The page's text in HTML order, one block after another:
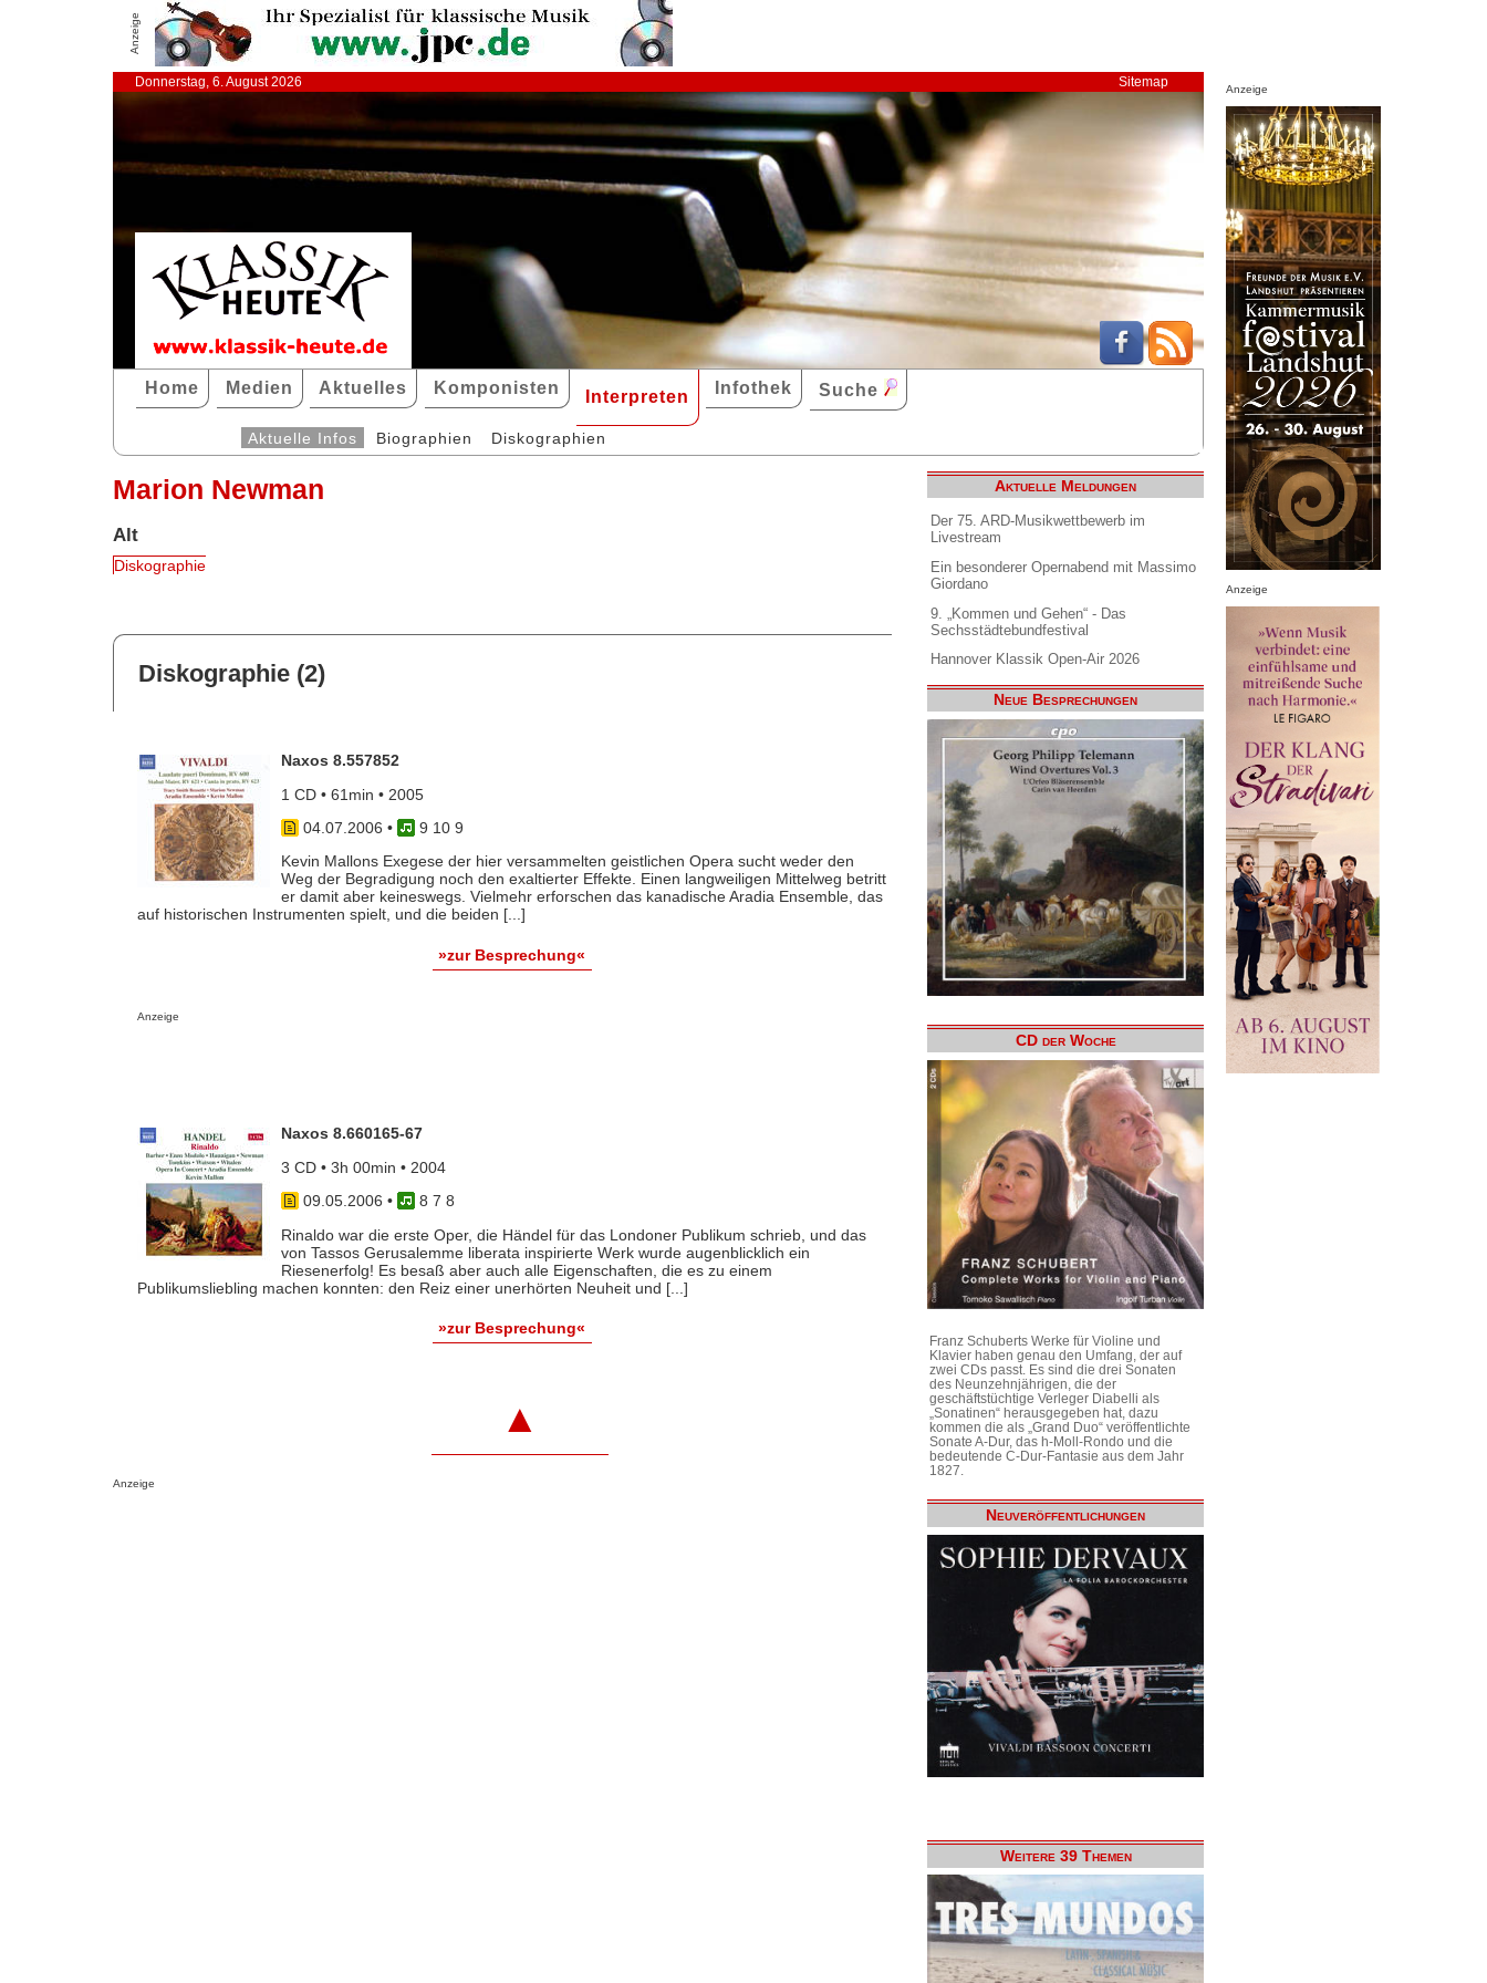
Anzeige
Donnerstag, 6. August 2026 Sitemap
Home Medien Aktuelles Komponisten Interpreten Infothek Suche
Aktuelle Infos Biographien Diskographien
Marion Newman
Alt
Diskographie
Diskographie (2)
Naxos 8.557852
1 CD • 61min • 2005
04.07.2006 •
9 10 9
Kevin Mallons Exegese der hier versammelten geistlichen Opera sucht weder den
Weg der Begradigung noch den exaltierter Effekte. Einen langweiligen Mittelweg betritt
er damit aber keineswegs. Vielmehr erforschen das kanadische Aradia Ensemble, das
auf historischen Instrumenten spielt, und die beiden [...]
»zur Besprechung«
Anzeige
Naxos 8.660165-67
3 CD • 3h 00min • 2004
09.05.2006 •
8 7 8
Rinaldo war die erste Oper, die Händel für das Londoner Publikum schrieb, und das
von Tassos Gerusalemme liberata inspirierte Werk wurde augenblicklich ein
Riesenerfolg! Es besaß aber auch alle Eigenschaften, die es zu einem
Publikumsliebling machen konnten: den Reiz einer unerhörten Neuheit und [...]
»zur Besprechung«
▲
Anzeige
Aktuelle Meldungen
Der 75. ARD-Musikwettbewerb im
Livestream
Ein besonderer Opernabend mit Massimo
Giordano
9. „Kommen und Gehen“ - Das
Sechsstädtebundfestival
Hannover Klassik Open-Air 2026
Neue Besprechungen
CD der Woche
Franz Schuberts Werke für Violine und
Klavier haben genau den Umfang, der auf
zwei CDs passt. Es sind die drei Sonaten
des Neunzehnjährigen, die der
geschäftstüchtige Verleger Diabelli als
„Sonatinen“ herausgegeben hat, dazu
kommen die als „Grand Duo“ veröffentlichte
Sonate A-Dur, das h-Moll-Rondo und die
bedeutende C-Dur-Fantasie aus dem Jahr
1827.
Neuveröffentlichungen
Weitere 39 Themen
Anzeige
Anzeige